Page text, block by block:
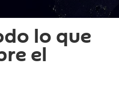
lo que
el